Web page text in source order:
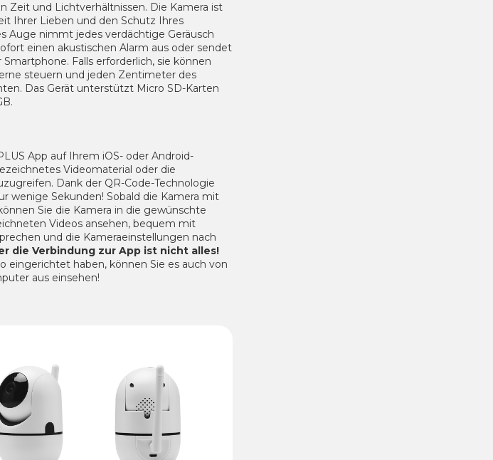
Zeit und Lichtverhältnissen. Die Kamera ist
Ihrer Lieben und den Schutz Ihres
Auge nimmt jedes verdächtige Geräusch
einen akustischen Alarm aus oder sendet
Smartphone. Falls erforderlich, sie können
steuern und jeden Zentimeter des
Das Gerät unterstützt Micro SD-Karten
App auf Ihrem iOS- oder Android-
Videomaterial oder die
Dank der QR-Code-Technologie
wenige Sekunden! Sobald die Kamera mit
Sie die Kamera in die gewünschte
Videos ansehen, bequem mit
und die Kameraeinstellungen nach
die Verbindung zur App ist nicht alles!
eingerichtet haben, können Sie es auch von
aus einsehen!